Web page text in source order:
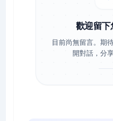
歡迎留
目前尚無留言。期
開對話，分